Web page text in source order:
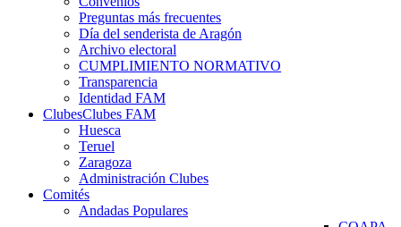
Preguntas más frecuentes
Día del senderista de Aragón
Archivo electoral
CUMPLIMIENTO NORMATIVO
Transparencia
Identidad FAM
ClubesClubes FAM
Huesca
Teruel
Zaragoza
Administración Clubes
Comités
Andadas Populares